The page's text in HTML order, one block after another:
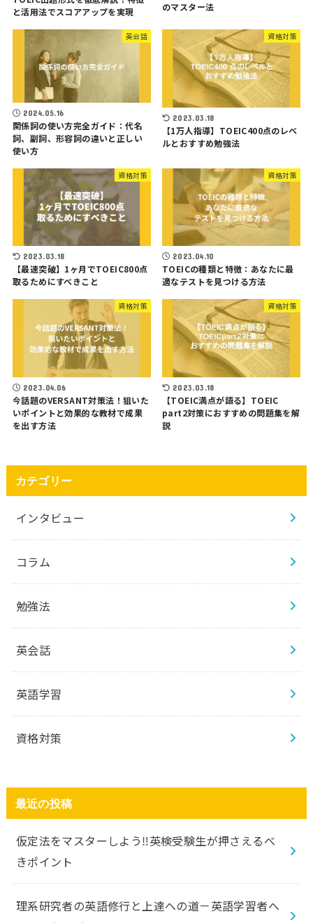
と活用法でスコアアップを実現
のマスター法
英会話
2024.05.16
関係詞の使い方完全ガイド：代名
詞、副詞、形容詞の違いと正しい
使い方
資格対策
2023.03.18
【1万人指導】TOEIC400点のレベ
ルとおすすめ勉強法
資格対策
2023.03.18
【最速突破】1ヶ月でTOEIC800点
取るためにすべきこと
資格対策
2023.04.10
TOEICの種類と特徴：あなたに最
適なテストを見つける方法
資格対策
2023.04.06
今話題のVERSANT対策法！狙いた
いポイントと効果的な教材で成果
を出す方法
資格対策
2023.03.18
【TOEIC満点が語る】TOEIC
part2対策におすすめの問題集を解
説
カテゴリー
インタビュー
コラム
勉強法
英会話
英語学習
資格対策
最近の投稿
仮定法をマスターしよう‼️英検受験生が押さえるべ
きポイント
理系研究者の英語修行と上達への道－英語学習者へ